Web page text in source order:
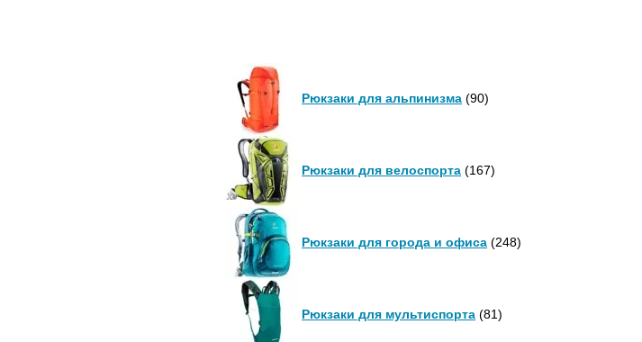
Рюкзаки для альпинизма (90)
Рюкзаки для велоспорта (167)
Рюкзаки для города и офиса (248)
Рюкзаки для мультиспорта (81)